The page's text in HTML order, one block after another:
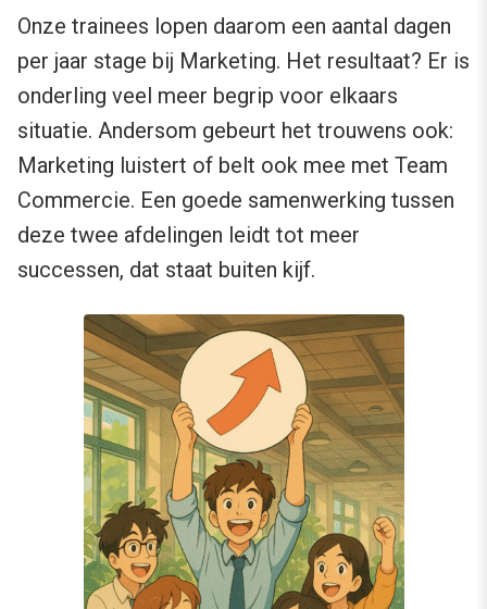
Onze trainees lopen daarom een aantal dagen
per jaar stage bij Marketing. Het resultaat? Er is
onderling veel meer begrip voor elkaars
situatie. Andersom gebeurt het trouwens ook:
Marketing luistert of belt ook mee met Team
Commercie. Een goede samenwerking tussen
deze twee afdelingen leidt tot meer
successen, dat staat buiten kijf.